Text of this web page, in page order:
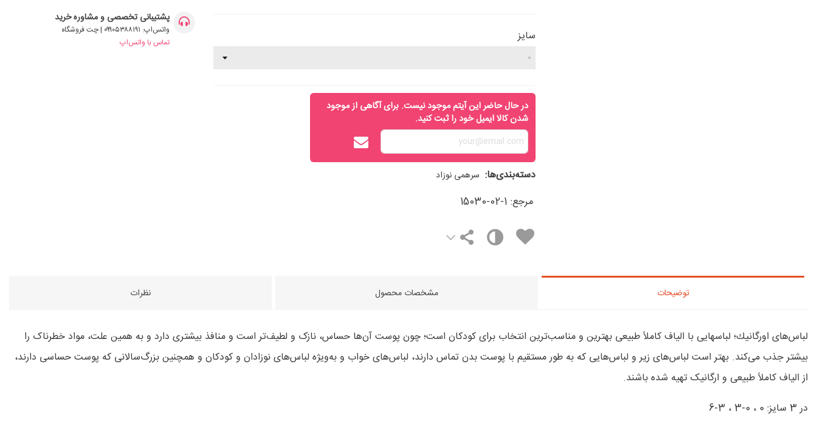
سایز
در حال حاضر این آیتم موجود نیست. برای آگاهی از موجود
شدن کالا ایمیل خود را ثبت کنید.
دسته‌بندی‌ها: سرهمی نوزاد
مرجع: 15030-02-1
پشتیبانی تخصصی و مشاوره خرید
واتس‌اپ: ۰۹۹۰۵۳۸۸۱۹۱ | چت فروشگاه
تماس با واتس‌اپ
توضیحات مشخصات محصول نظرات
لباس‌های اورگانيك؛ لباسهايی با الیاف کاملاً طبیعی بهترین و مناسب‌ترین انتخاب برای کودکان است؛ چون پوست آن‌ها حساس، نازک و لطیف‌تر است و منافذ بیشتری دارد و به همین علت، مواد خطرناک را
بیشتر جذب می‌کند. بهتر است لباس‌های زیر و لباس‌هایی که به‌ طور مستقیم با پوست بدن تماس دارند، لباس‌های خواب و به‌ویژه لباس‌های نوزادان و کودکان و همچنین بزرگ‌سالانی که پوست حساسی دارند،
از الیاف کاملاً طبیعی و ارگانیک تهیه شده باشند.
در 3 سایز: 0 ، 0-3 ، 3-6